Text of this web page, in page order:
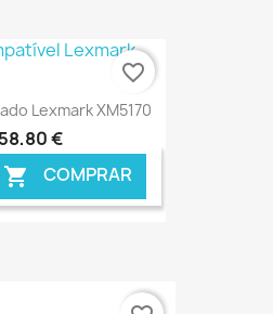
€ ONLINE
Lexmark XM5170
58,80 €
 COMPRAR
favorite_border